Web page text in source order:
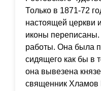
Только в 1871-72
настоящей церкви
иконы переписаны.
работы. Она была
сидящего как бы в
она вывезена
священник Хламов